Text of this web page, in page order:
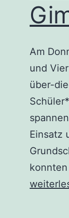
Am
und
über-
Einsatz
Starker